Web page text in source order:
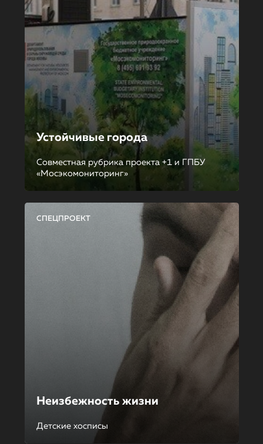
Устойчивые города
Совместная рубрика проекта +1 и ГПБУ
«Мосэкомониторинг»
СПЕЦПРОЕКТ
Неизбежность жизни
Детские хосписы